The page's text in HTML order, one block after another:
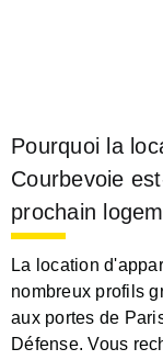
Pourquoi la
Courbevoie
prochain
La location
nombreux profils
aux portes de
Défense. Vous